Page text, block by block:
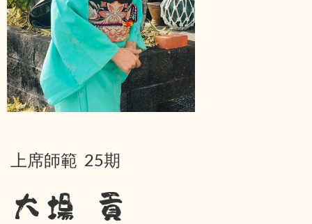
上席師範 25期
大場 貢